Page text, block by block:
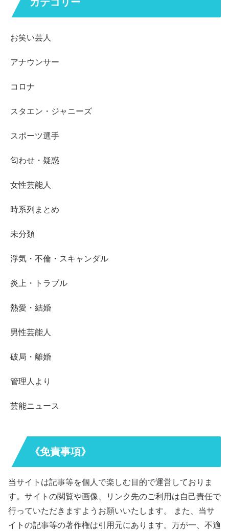
お笑い芸人
アナウンサー
コロナ
スタエン・ジャニーズ
スポーツ選手
匂わせ・疑惑
女性芸能人
時系列まとめ
未分類
浮気・不倫・スキャンダル
炎上・トラブル
熱愛・結婚
男性芸能人
破局・離婚
管理人より
芸能ニュース
《免責事項》
当サイトは記事等を個人で楽しむ目的で運営しておりま
す。サイトの閲覧や画像、リンク先のご利用は自己責任で
行っていただきますようお願いいたします。 また、当サ
イトの記事等の著作権は引用元にあります。万が一、不適